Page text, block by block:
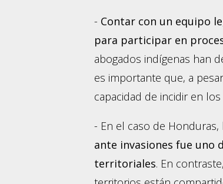
- Contar con un equipo
para participar en
abogados indígenas han
es importante que, a
capacidad de incidir en
- En el caso de
ante invasiones fue uno
territoriales. En